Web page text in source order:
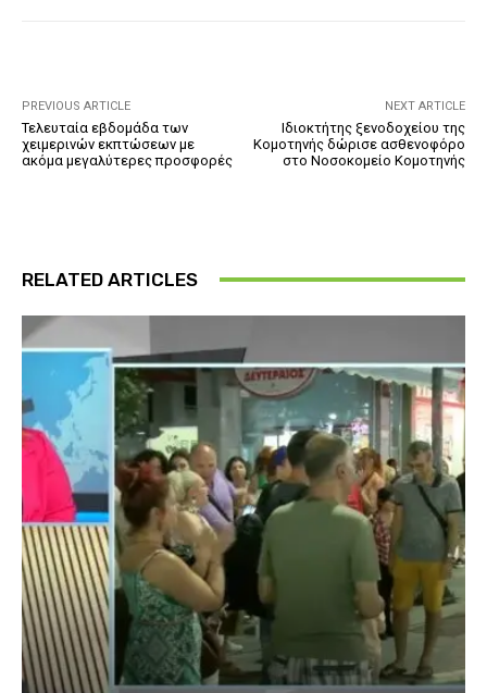
PREVIOUS ARTICLE
Τελευταία εβδομάδα των
χειμερινών εκπτώσεων με
ακόμα μεγαλύτερες προσφορές
NEXT ARTICLE
Ιδιοκτήτης ξενοδοχείου της
Κομοτηνής δώρισε ασθενοφόρο
στο Νοσοκομείο Κομοτηνής
RELATED ARTICLES